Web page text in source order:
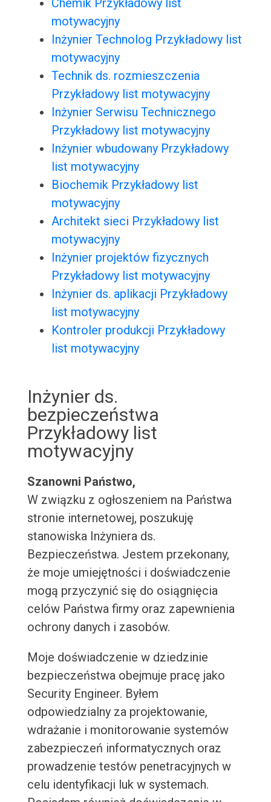
Chemik Przykładowy list
motywacyjny
Inżynier Technolog Przykładowy list
motywacyjny
Technik ds. rozmieszczenia
Przykładowy list motywacyjny
Inżynier Serwisu Technicznego
Przykładowy list motywacyjny
Inżynier wbudowany Przykładowy
list motywacyjny
Biochemik Przykładowy list
motywacyjny
Architekt sieci Przykładowy list
motywacyjny
Inżynier projektów fizycznych
Przykładowy list motywacyjny
Inżynier ds. aplikacji Przykładowy
list motywacyjny
Kontroler produkcji Przykładowy
list motywacyjny
Inżynier ds.
bezpieczeństwa
Przykładowy list
motywacyjny
Szanowni Państwo,
W związku z ogłoszeniem na Państwa
stronie internetowej, poszukuję
stanowiska Inżyniera ds.
Bezpieczeństwa. Jestem przekonany,
że moje umiejętności i doświadczenie
mogą przyczynić się do osiągnięcia
celów Państwa firmy oraz zapewnienia
ochrony danych i zasobów.
Moje doświadczenie w dziedzinie
bezpieczeństwa obejmuje pracę jako
Security Engineer. Byłem
odpowiedzialny za projektowanie,
wdrażanie i monitorowanie systemów
zabezpieczeń informatycznych oraz
prowadzenie testów penetracyjnych w
celu identyfikacji luk w systemach.